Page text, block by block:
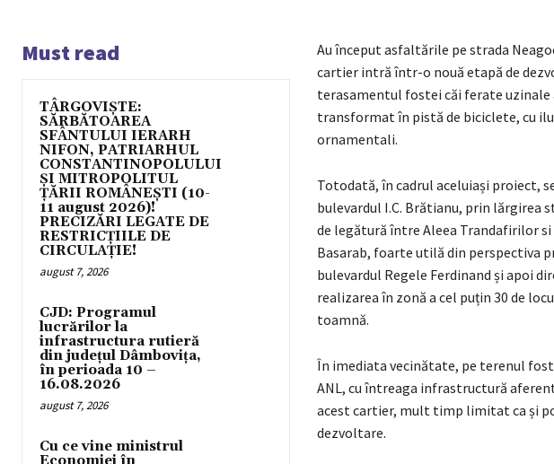
Must read
TÂRGOVIȘTE:
SĂRBĂTOAREA
SFÂNTULUI IERARH
NIFON, PATRIARHUL
CONSTANTINOPOLULUI
ŞI MITROPOLITUL
ȚĂRII ROMÂNEȘTI (10-
11 august 2026)!
PRECIZĂRI LEGATE DE
RESTRICȚIILE DE
CIRCULAȚIE!
august 7, 2026
CJD: Programul
lucrărilor la
infrastructura rutieră
din județul Dâmbovița,
în perioada 10 –
16.08.2026
august 7, 2026
Cu ce vine ministrul
Au început asfaltările pe strada
cartier intră într-o nouă etapă de
terasamentul fostei căi ferate uzinale
transformat în pistă de biciclete, cu
ornamentali.
Totodată, în cadrul aceluiași proiect,
bulevardul I.C. Brătianu, prin lărgirea
de legătură între Aleea Trandafirilor si
Basarab, foarte utilă din perspectiva
bulevardul Regele Ferdinand și apoi
realizarea în zonă a cel puțin 30 de
toamnă.
În imediata vecinătate, pe terenul
ANL, cu întreaga infrastructură
acest cartier, mult timp limitat ca și
dezvoltare.